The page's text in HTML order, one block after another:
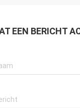
EEN BERICHT